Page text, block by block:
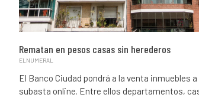
Rematan en pesos casas sin herederos
ELNUMERAL
El Banco Ciudad pondrá a la venta inmuebles
subasta online. Entre ellos departamentos,